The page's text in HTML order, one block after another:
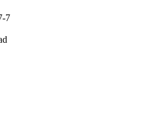
7